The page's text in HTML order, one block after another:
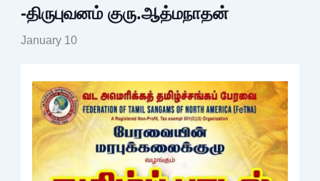
-திருபுவனம் குரு.ஆத்மநாதன்
January 10